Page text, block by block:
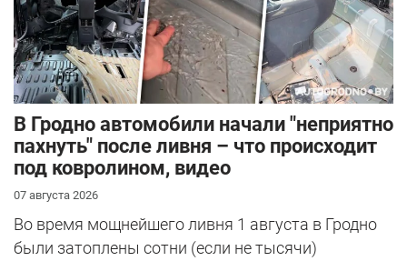
В Гродно автомобили начали "неприятно
пахнуть" после ливня – что происходит
под ковролином, видео
07 августа 2026
Во время мощнейшего ливня 1 августа в Гродно
были затоплены сотни (если не тысячи)